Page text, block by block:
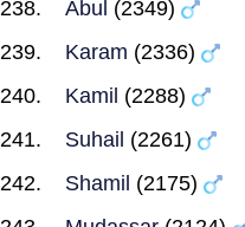
Abul (2349)
Karam (2336)
Kamil (2288)
Suhail (2261)
Shamil (2175)